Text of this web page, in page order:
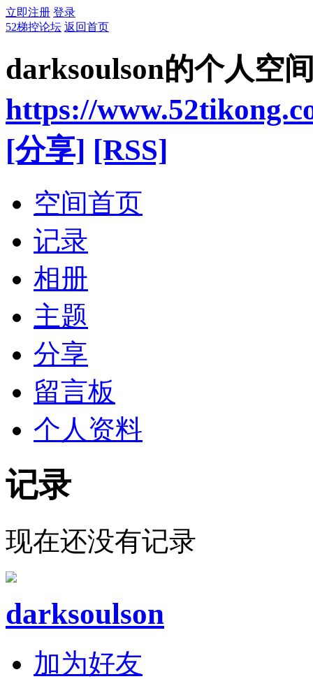
立即注册 登录
52梯控论坛 返回首页
darksoulson的个人空
https://
[分享] [RSS]
空间首页
记录
相册
主题
分享
留言板
个人资料
记录
现在还没有记录
darksoulson
加为好友